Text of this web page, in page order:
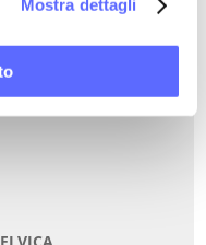
Mostra dettagli